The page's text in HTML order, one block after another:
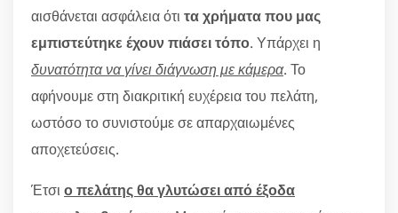
αισθάνεται ασφάλεια ότι τα χρήματα που μας
εμπιστεύτηκε έχουν πιάσει τόπο. Υπάρχει η
δυνατότητα να γίνει διάγνωση με κάμερα. Το
αφήνουμε στη διακριτική ευχέρεια του πελάτη,
ωστόσο το συνιστούμε σε απαρχαιωμένες
αποχετεύσεις.
Έτσι ο πελάτης θα γλυτώσει από έξοδα